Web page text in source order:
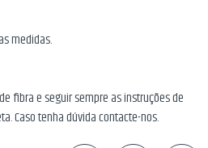
medidas.
fibra e seguir sempre as instruções de
Caso tenha dúvida contacte-nos.